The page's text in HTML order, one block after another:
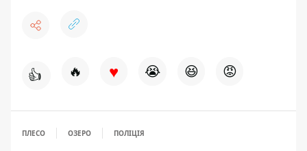
👍 🔥 ♥ 😭 😆 😡
ПЛЕСО ОЗЕРО ПОЛІЦІЯ